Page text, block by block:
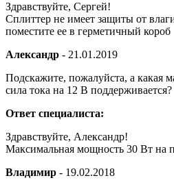
Здравствуйте, Cергей!
Сплиттер не имеет защиты от
поместите ее в герметичный короб
Александр - 21.01.2019
Подскажите, пожалуйста, а какая
сила тока на 12 В поддерживается?
Ответ специалиста:
Здравствуйте, Александр!
Максимальная мощность 30 Вт на
Владимир - 19.02.2018